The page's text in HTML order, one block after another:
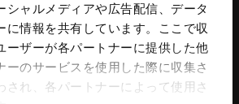
シャルメディアや広告配信、データ
に情報を共有しています。ここで収
ーザーが各パートナーに提供した他
ーのサービスを使用した際に収集さ
され、各パートナーによって使用さ
コンクリートプラント
コンクリートミキサ
操作盤
プラント水処理設備
プラント付帯設備